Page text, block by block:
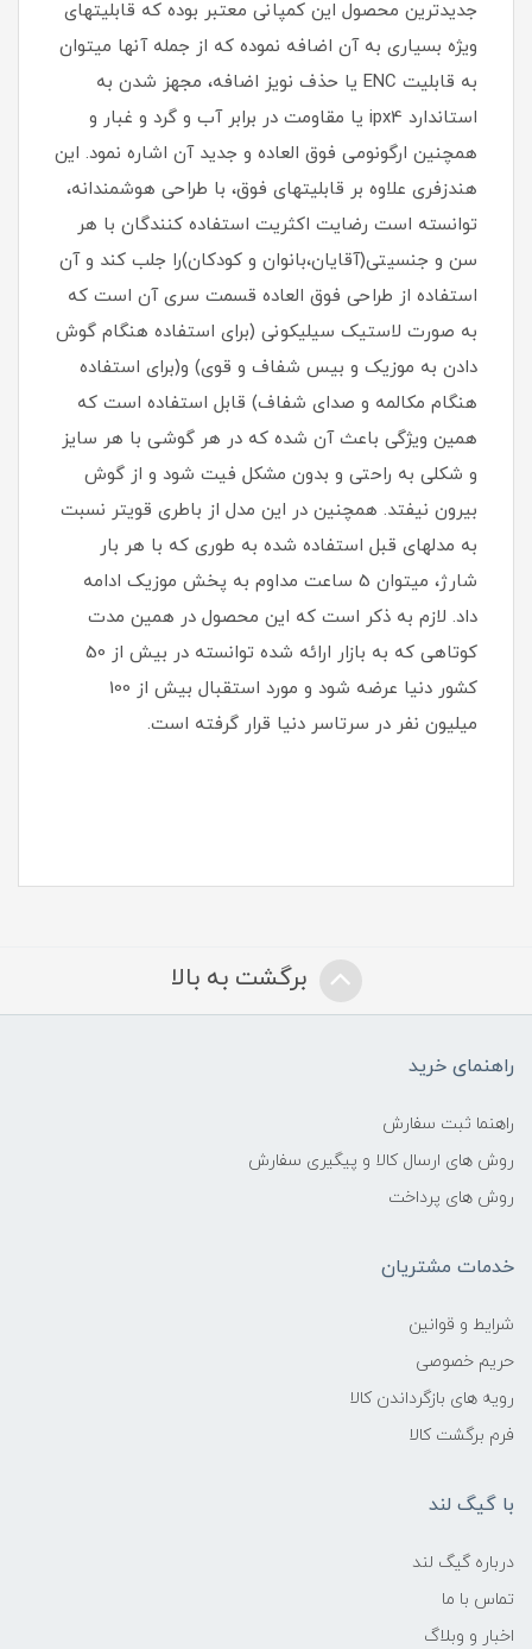
جدیدترین محصول این کمپانی معتبر بوده که قابلیتهای
ویژه بسیاری به آن اضافه نموده که از جمله آنها میتوان
به قابلیت ENC یا حذف نویز اضافه، مجهز شدن به
استاندارد ipx4 یا مقاومت در برابر آب و گرد و غبار و
همچنین ارگونومی فوق العاده و جدید آن اشاره نمود. این
هندزفری علاوه بر قابلیتهای فوق، با طراحی هوشمندانه،
توانسته است رضایت اکثریت استفاده کنندگان با هر
سن و جنسیتی(آقایان،بانوان و کودکان)را جلب کند و آن
استفاده از طراحی فوق العاده قسمت سری آن است که
به صورت لاستیک سیلیکونی (برای استفاده هنگام گوش
دادن به موزیک و بیس شفاف و قوی) و(برای استفاده
هنگام مکالمه و صدای شفاف) قابل استفاده است که
همین ویژگی باعث آن شده که در هر گوشی با هر سایز
و شکلی به راحتی و بدون مشکل فیت شود و از گوش
بیرون نیفتد. همچنین در این مدل از باطری قویتر نسبت
به مدلهای قبل استفاده شده به طوری که با هر بار
شارژ، میتوان 5 ساعت مداوم به پخش موزیک ادامه
داد. لازم به ذکر است که این محصول در همین مدت
کوتاهی که به بازار ارائه شده توانسته در بیش از 50
کشور دنیا عرضه شود و مورد استقبال بیش از 100
میلیون نفر در سرتاسر دنیا قرار گرفته است.
برگشت به بالا
راهنمای خرید
راهنما ثبت سفارش
روش های ارسال کالا و پیگیری سفارش
روش های پرداخت
خدمات مشتریان
شرایط و قوانین
حریم خصوصی
رویه های بازگرداندن کالا
فرم برگشت کالا
با گیگ لند
درباره گیگ لند
تماس با ما
اخبار و وبلاگ